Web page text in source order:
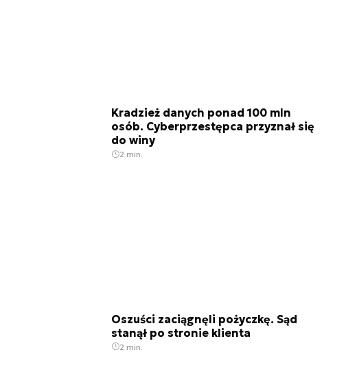
Kradzież danych ponad 100 mln
osób. Cyberprzestępca przyznał się
do winy
2 min.
Oszuści zaciągnęli pożyczkę. Sąd
stanął po stronie klienta
2 min.